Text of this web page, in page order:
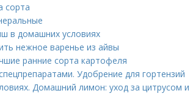
сорта
в домашних условиях
нежное варенье из айвы
ранние сорта картофеля
Удобрение для гортензий
Домашний лимон: уход за цитрусом и